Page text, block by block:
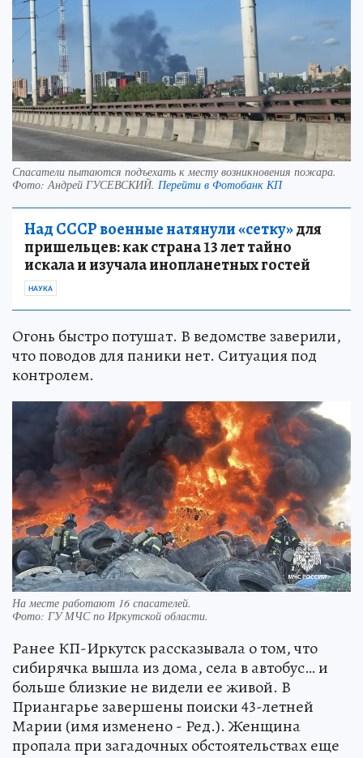
Спасатели пытаются подъехать к месту возникновения пожара.
Фото:Андрей ГУСЕВСКИЙ. Перейти в Фотобанк КП
Над СССР военные натянули «сетку»для
пришельцев: как страна 13 лет тайно
искала и изучала инопланетных гостей
НАУКА
Огонь быстро потушат. В ведомстве заверили,
что поводов для паники нет. Ситуация под
контролем.
На месте работают 16 спасателей.
Фото: ГУ МЧС по Иркутской области.
Ранее КП-Иркутск рассказывала о том, что
сибирячка вышла из дома, села в автобус… и
больше близкие не видели ее живой. В
Приангарье завершены поиски 43-летней
Марии (имя изменено - Ред.). Женщина
пропала при загадочных обстоятельствах еще